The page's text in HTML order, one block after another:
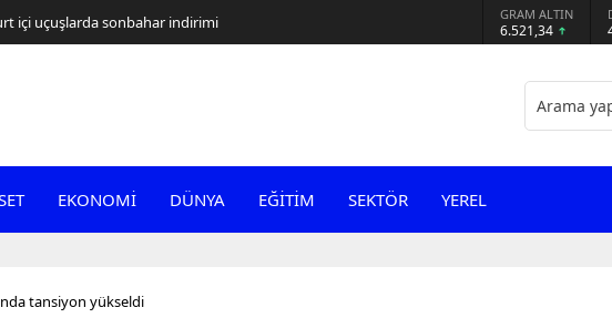
içi uçuşlarda sonbahar indirimi GRAM ALTIN
6.521,34
EKONOMİ DÜNYA EĞİTİM SEKTÖR YEREL
tansiyon yükseldi